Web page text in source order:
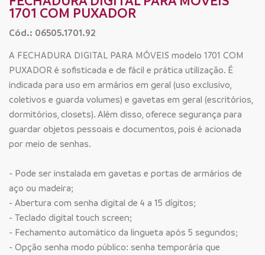
1701 COM PUXADOR
Cód.: 06505.1701.92
A FECHADURA DIGITAL PARA MÓVEIS modelo 1701 COM
PUXADOR é sofisticada e de fácil e prática utilização. É
indicada para uso em armários em geral (uso exclusivo,
coletivos e guarda volumes) e gavetas em geral (escritórios,
dormitórios, closets). Além disso, oferece segurança para
guardar objetos pessoais e documentos, pois é acionada
por meio de senhas.
- Pode ser instalada em gavetas e portas de armários de
aço ou madeira;
- Abertura com senha digital de 4 a 15 dígitos;
- Teclado digital touch screen;
- Fechamento automático da lingueta após 5 segundos;
- Opção senha modo público: senha temporária que